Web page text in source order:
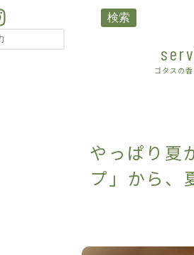
ゴタスの
検索
やっぱり夏
プ」から、